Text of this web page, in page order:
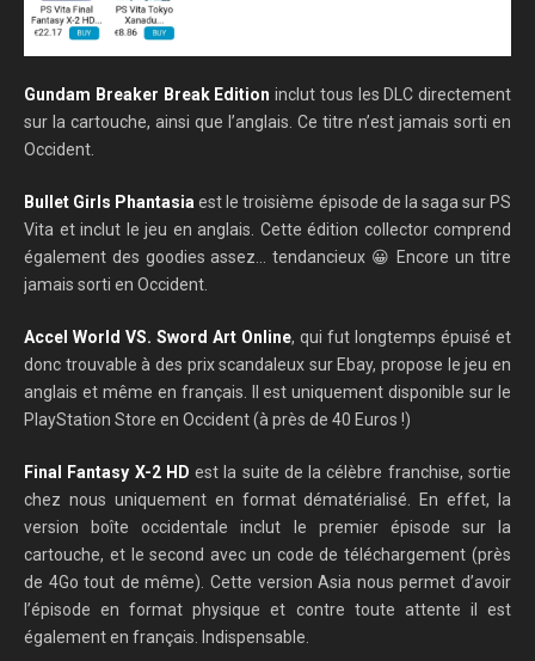
Gundam Breaker Break Edition inclut tous les DLC directement
sur la cartouche, ainsi que l’anglais. Ce titre n’est jamais sorti en
Occident.
Bullet Girls Phantasia est le troisième épisode de la saga sur PS
Vita et inclut le jeu en anglais. Cette édition collector comprend
également des goodies assez… tendancieux 😀 Encore un titre
jamais sorti en Occident.
Accel World VS. Sword Art Online, qui fut longtemps épuisé et
donc trouvable à des prix scandaleux sur Ebay, propose le jeu en
anglais et même en français. Il est uniquement disponible sur le
PlayStation Store en Occident (à près de 40 Euros !)
Final Fantasy X-2 HD est la suite de la célèbre franchise, sortie
chez nous uniquement en format dématérialisé. En effet, la
version boîte occidentale inclut le premier épisode sur la
cartouche, et le second avec un code de téléchargement (près
de 4Go tout de même). Cette version Asia nous permet d’avoir
l’épisode en format physique et contre toute attente il est
également en français. Indispensable.